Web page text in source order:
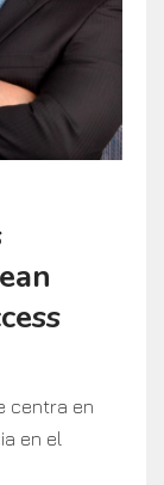
centra en
en el